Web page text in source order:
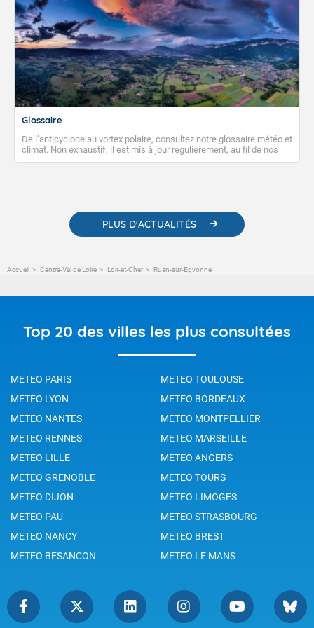
Glossaire
De l’anticyclone au vortex polaire, consultez notre glossaire météo et
climat. Non exhaustif, il est mis à jour régulièrement, au fil de nos
publications. Vous y trouverez également des liens utiles vers nos
PLUS D'ACTUALITÉS
Accueil Centre-Val de Loire Loir-et-Cher Ruan-sur-Egvonne
Top 20 des villes les plus consultées
METEO PARIS
METEO TOULOUSE
METEO LYON
METEO BORDEAUX
METEO NANTES
METEO MONTPELLIER
METEO RENNES
METEO MARSEILLE
METEO LILLE
METEO ANGERS
METEO GRENOBLE
METEO TOURS
METEO DIJON
METEO LIMOGES
METEO PAU
METEO STRASBOURG
METEO NANCY
METEO BREST
METEO BESANCON
METEO LE MANS